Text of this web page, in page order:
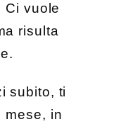
Ci vuole
risulta
subito, ti
mese, in